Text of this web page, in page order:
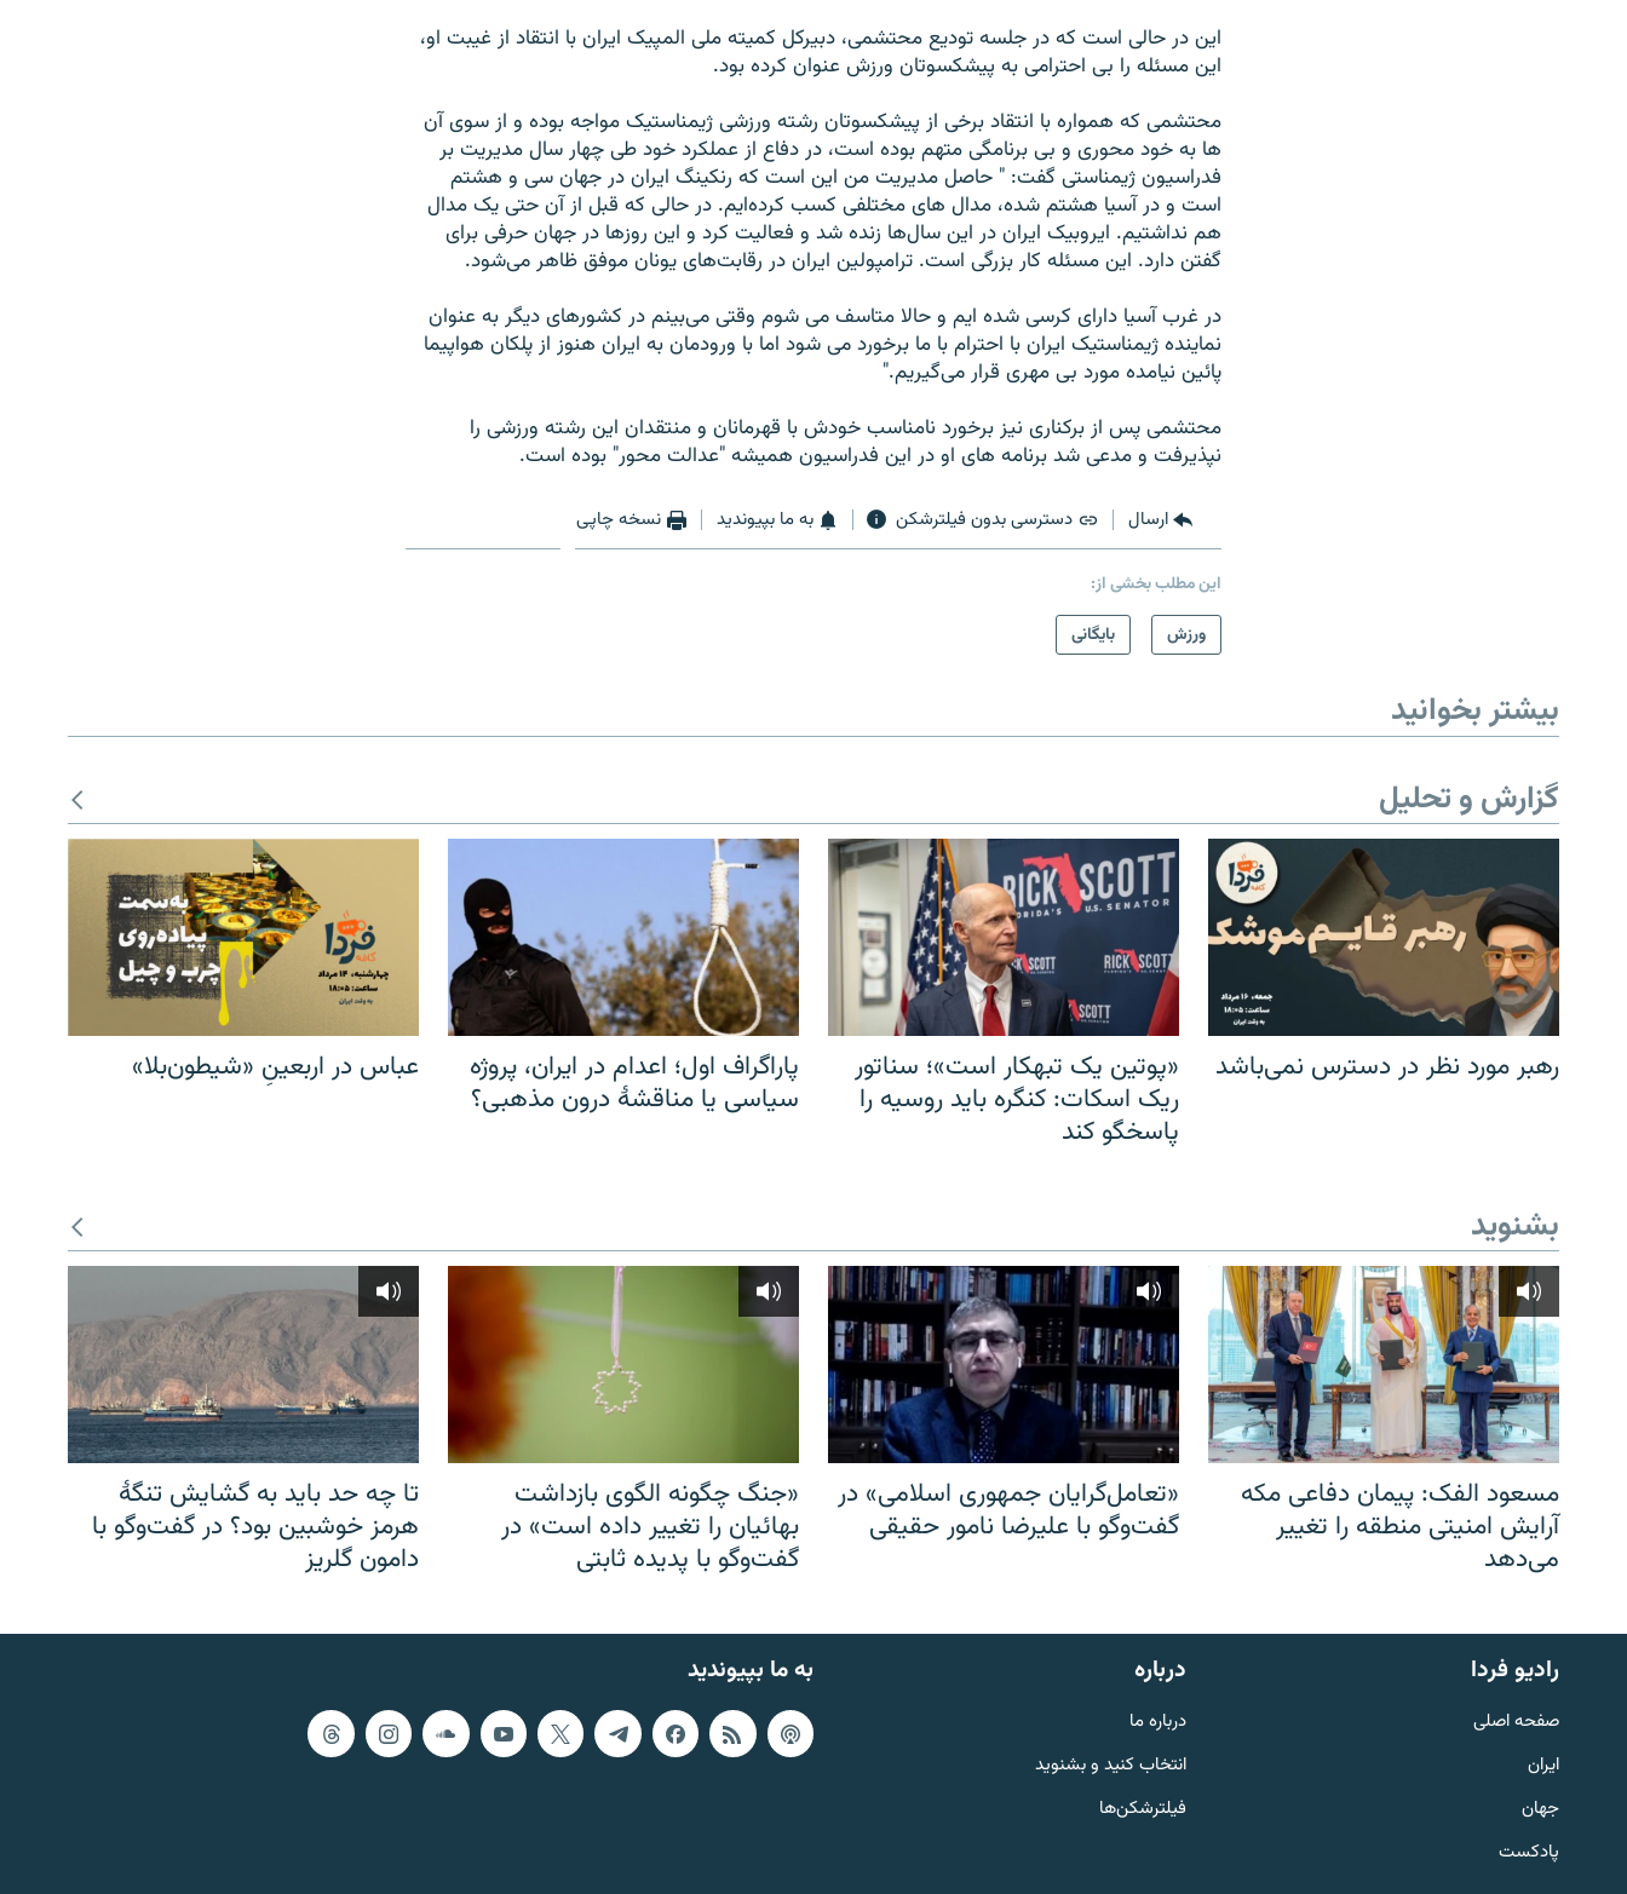
English
به ما بپیوندید
اين در حالی است که در جلسه توديع محتشمی، دبيرکل کميته ملی المپيک ايران با انتقاد از غيبت او،
اين مسئله را بی احترامی به پيشکسوتان ورزش عنوان کرده بود.
محتشمی که همواره با انتقاد برخی از پيشکسوتان رشته ورزشی ژيمناستيک مواجه بوده و از سوی آن
ها به خود محوری و بی برنامگی متهم بوده است، در دفاع از عملکرد خود طی چهار سال مديريت بر
فدراسيون ژيمناستی گفت: " حاصل مديريت من اين است که رنکينگ ايران در جهان سی و هشتم
است و در آسيا هشتم شده، مدال های مختلفی کسب کرده‌ايم. در حالی که قبل از آن حتی يک مدال
هم نداشتيم. ايروبيک ايران در اين سال‌ها زنده شد و فعاليت کرد و اين روزها در جهان حرفی برای
گفتن دارد. اين مسئله کار بزرگی است. ترامپولين ايران در رقابت‌های يونان موفق ظاهر می‌شود.
در غرب آسيا دارای کرسی شده ايم و حالا متاسف می شوم وقتی می‌بينم در کشورهای ديگر به عنوان
نماينده ژيمناستيک ايران با احترام با ما برخورد می شود اما با ورودمان به ايران هنوز از پلکان هواپيما
پائين نيامده مورد بی مهری قرار می‌گيريم."
محتشمی پس از برکناری نيز برخورد نامناسب خودش با قهرمانان و منتقدان اين رشته ورزشی را
نپذيرفت و مدعی شد برنامه های او در اين فدراسيون هميشه "عدالت محور" بوده است.
ارسال دسترسی بدون فیلترشکن به ما بپیوندید نسخه چاپی
این مطلب بخشی از:
ورزش
بایگانی
بیشتر بخوانید
گزارش و تحلیل
رهبر مورد نظر در دسترس نمی‌باشد
«پوتین یک تبهکار است»؛ سناتور
ریک اسکات: کنگره باید روسیه را
پاسخگو کند
پاراگراف اول؛ اعدام در ایران، پروژه
سیاسی یا مناقشهٔ درون مذهبی؟
عباس در اربعینِ «شیطون‌بلا»
بشنوید
مسعود الفک: پیمان دفاعی مکه
آرایش امنیتی منطقه را تغییر
می‌دهد
«تعامل‌گرایان جمهوری اسلامی» در
گفت‌وگو با علیرضا نامور حقیقی
«جنگ چگونه الگوی بازداشت
بهائیان را تغییر داده است» در
گفت‌وگو با پدیده ثابتی
تا چه حد باید به گشایش تنگهٔ
هرمز خوشبین بود؟ در گفت‌وگو با
دامون گلریز
به ما بپیوندید رادیو فردا
صفحه اصلی
ایران
جهان
پادکست
درباره
درباره ما
انتخاب کنید و بشنوید
فیلترشکن‌ها